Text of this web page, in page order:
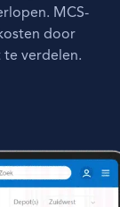
MCS-
door
te verdelen.